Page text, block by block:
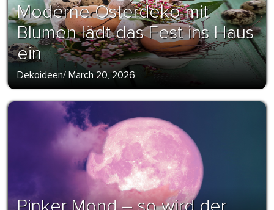
Moderne Osterdeko mit
Blumen lädt das Fest ins Haus
ein
Dekoideen/ March 20, 2026